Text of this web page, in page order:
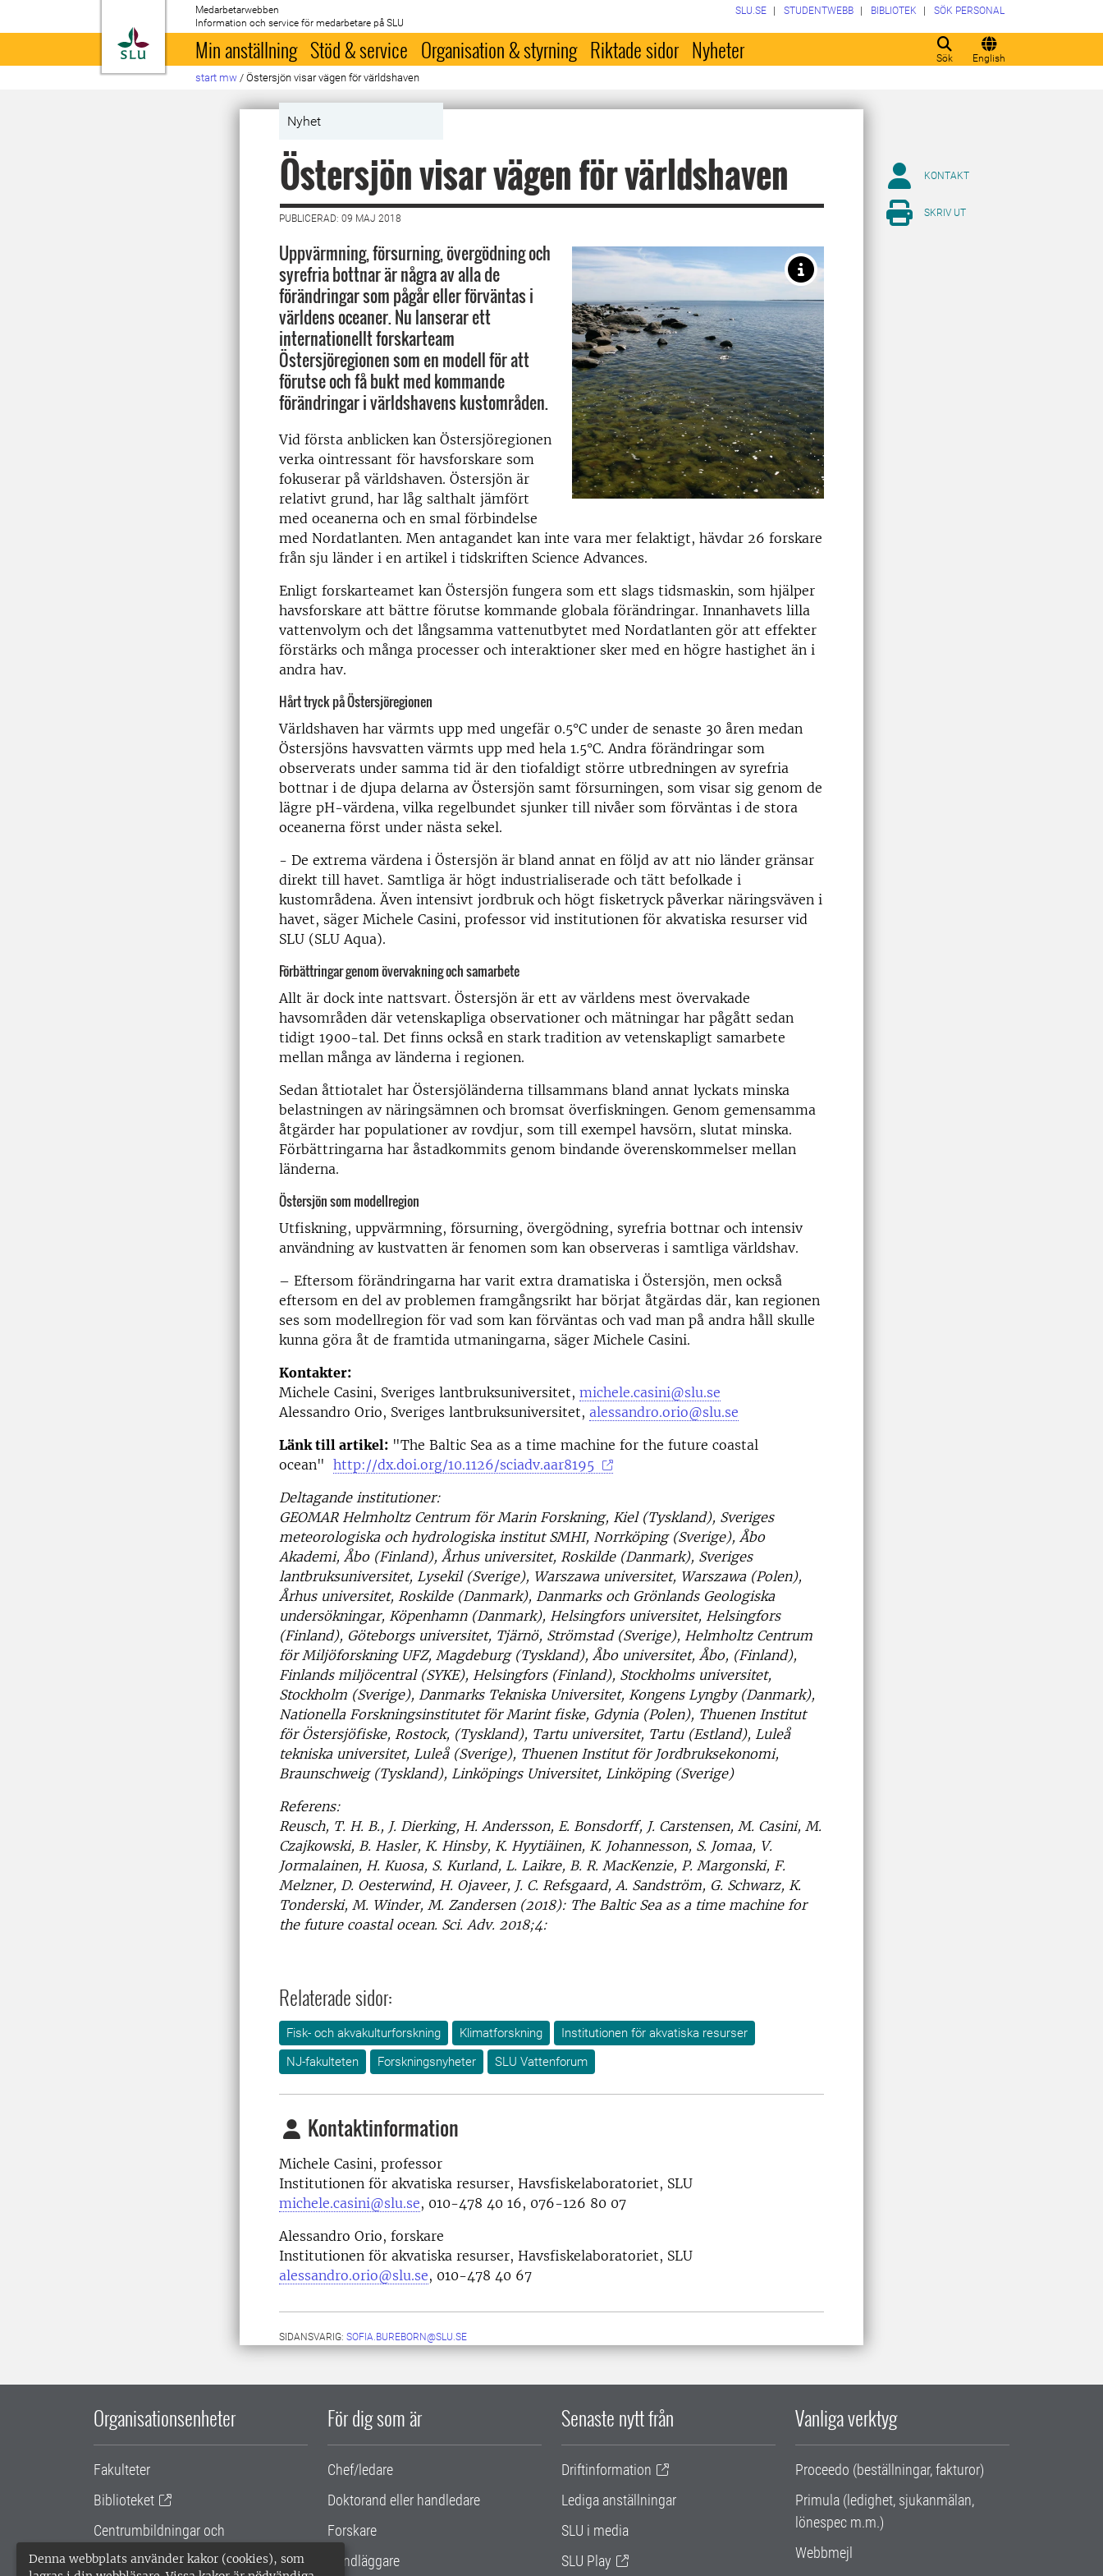
Denna webbplats använder kakor (cookies), som
Till startsida
Medarbetarwebben
Information och service för medarbetare på SLU
Sök English
SLU.SE STUDENTWEBB BIBLIOTEK SÖK PERSONAL
Min anställning Stöd & service Organisation & styrning Riktade sidor Nyheter
start mw / Östersjön visar vägen för världshaven
Nyhet
Östersjön visar vägen för världshaven
PUBLICERAD: 09 MAJ 2018
Uppvärmning, försurning, övergödning och
syrefria bottnar är några av alla de
förändringar som pågår eller förväntas i
världens oceaner. Nu lanserar ett
internationellt forskarteam
Östersjöregionen som en modell för att
förutse och få bukt med kommande
förändringar i världshavens kustområden.
Vid första anblicken kan Östersjöregionen
verka ointressant för havsforskare som
fokuserar på världshaven. Östersjön är
relativt grund, har låg salthalt jämfört
med oceanerna och en smal förbindelse
med Nordatlanten. Men antagandet kan inte vara mer felaktigt, hävdar 26 forskare
från sju länder i en artikel i tidskriften Science Advances.
Enligt forskarteamet kan Östersjön fungera som ett slags tidsmaskin, som hjälper
havsforskare att bättre förutse kommande globala förändringar. Innanhavets lilla
vattenvolym och det långsamma vattenutbytet med Nordatlanten gör att effekter
förstärks och många processer och interaktioner sker med en högre hastighet än i
andra hav.
Hårt tryck på Östersjöregionen
Världshaven har värmts upp med ungefär 0.5°C under de senaste 30 åren medan
Östersjöns havsvatten värmts upp med hela 1.5°C. Andra förändringar som
observerats under samma tid är den tiofaldigt större utbredningen av syrefria
bottnar i de djupa delarna av Östersjön samt försurningen, som visar sig genom de
lägre pH-värdena, vilka regelbundet sjunker till nivåer som förväntas i de stora
oceanerna först under nästa sekel.
- De extrema värdena i Östersjön är bland annat en följd av att nio länder gränsar
direkt till havet. Samtliga är högt industrialiserade och tätt befolkade i
kustområdena. Även intensivt jordbruk och högt fisketryck påverkar näringsväven i
havet, säger Michele Casini, professor vid institutionen för akvatiska resurser vid
SLU (SLU Aqua).
Förbättringar genom övervakning och samarbete
Allt är dock inte nattsvart. Östersjön är ett av världens mest övervakade
havsområden där vetenskapliga observationer och mätningar har pågått sedan
tidigt 1900-tal. Det finns också en stark tradition av vetenskapligt samarbete
mellan många av länderna i regionen.
Sedan åttiotalet har Östersjöländerna tillsammans bland annat lyckats minska
belastningen av näringsämnen och bromsat överfiskningen. Genom gemensamma
åtgärder har populationer av rovdjur, som till exempel havsörn, slutat minska.
Förbättringarna har åstadkommits genom bindande överenskommelser mellan
länderna.
Östersjön som modellregion
Utfiskning, uppvärmning, försurning, övergödning, syrefria bottnar och intensiv
användning av kustvatten är fenomen som kan observeras i samtliga världshav.
– Eftersom förändringarna har varit extra dramatiska i Östersjön, men också
eftersom en del av problemen framgångsrikt har börjat åtgärdas där, kan regionen
ses som modellregion för vad som kan förväntas och vad man på andra håll skulle
kunna göra åt de framtida utmaningarna, säger Michele Casini.
Kontakter:
Michele Casini, Sveriges lantbruksuniversitet, michele.casini@slu.se
Alessandro Orio, Sveriges lantbruksuniversitet, alessandro.orio@slu.se
Länk till artikel: "The Baltic Sea as a time machine for the future coastal
ocean" http://dx.doi.org/10.1126/sciadv.aar8195
Deltagande institutioner:
GEOMAR Helmholtz Centrum för Marin Forskning, Kiel (Tyskland), Sveriges
meteorologiska och hydrologiska institut SMHI, Norrköping (Sverige), Åbo
Akademi, Åbo (Finland), Århus universitet, Roskilde (Danmark), Sveriges
lantbruksuniversitet, Lysekil (Sverige), Warszawa universitet, Warszawa (Polen),
Århus universitet, Roskilde (Danmark), Danmarks och Grönlands Geologiska
undersökningar, Köpenhamn (Danmark), Helsingfors universitet, Helsingfors
(Finland), Göteborgs universitet, Tjärnö, Strömstad (Sverige), Helmholtz Centrum
för Miljöforskning UFZ, Magdeburg (Tyskland), Åbo universitet, Åbo, (Finland),
Finlands miljöcentral (SYKE), Helsingfors (Finland), Stockholms universitet,
Stockholm (Sverige), Danmarks Tekniska Universitet, Kongens Lyngby (Danmark),
Nationella Forskningsinstitutet för Marint fiske, Gdynia (Polen), Thuenen Institut
för Östersjöfiske, Rostock, (Tyskland), Tartu universitet, Tartu (Estland), Luleå
tekniska universitet, Luleå (Sverige), Thuenen Institut för Jordbruksekonomi,
Braunschweig (Tyskland), Linköpings Universitet, Linköping (Sverige)
Referens:
Reusch, T. H. B., J. Dierking, H. Andersson, E. Bonsdorff, J. Carstensen, M. Casini, M.
Czajkowski, B. Hasler, K. Hinsby, K. Hyytiäinen, K. Johannesson, S. Jomaa, V.
Jormalainen, H. Kuosa, S. Kurland, L. Laikre, B. R. MacKenzie, P. Margonski, F.
Melzner, D. Oesterwind, H. Ojaveer, J. C. Refsgaard, A. Sandström, G. Schwarz, K.
Tonderski, M. Winder, M. Zandersen (2018): The Baltic Sea as a time machine for
the future coastal ocean. Sci. Adv. 2018;4:
Relaterade sidor:
Fisk- och akvakulturforskning Klimatforskning
Institutionen för akvatiska resurser
NJ-fakulteten
Forskningsnyheter SLU Vattenforum
Kontaktinformation
Michele Casini, professor
Institutionen för akvatiska resurser, Havsfiskelaboratoriet, SLU
michele.casini@slu.se, 010-478 40 16, 076-126 80 07
Alessandro Orio, forskare
Institutionen för akvatiska resurser, Havsfiskelaboratoriet, SLU
alessandro.orio@slu.se, 010-478 40 67
SIDANSVARIG: SOFIA.BUREBORN@SLU.SE
KONTAKT
SKRIV UT
Organisationsenheter
Fakulteter
Biblioteket
Centrumbildningar och
samarbetsprojekt
För dig som är
Chef/ledare
Doktorand eller handledare
Forskare
Handläggare
Senaste nytt från
Driftinformation
Lediga anställningar
SLU i media
SLU Play
Vanliga verktyg
Proceedo (beställningar, fakturor)
Primula (ledighet, sjukanmälan,
lönespec m.m.)
Webbmejl